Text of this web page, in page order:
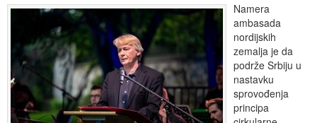
Namera
ambasada
nordijskih
zemalja je da
podrže Srbiju u
nastavku
sprovođenja
principa